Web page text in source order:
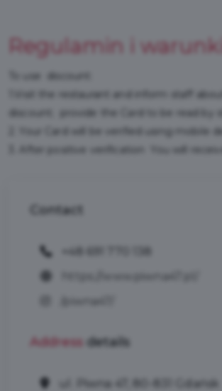
Regulamin i warunki
To use discount:
1.Visit the restaurant and inform staff about
discount; provide the Card to be read by
2. Your Card will be verified using mobile
3. After positive verification You will
Contact
https://www.piwna47.pl/
/piwna47/
Address details
ul. Piwna 47, 80-831 Gdańsk